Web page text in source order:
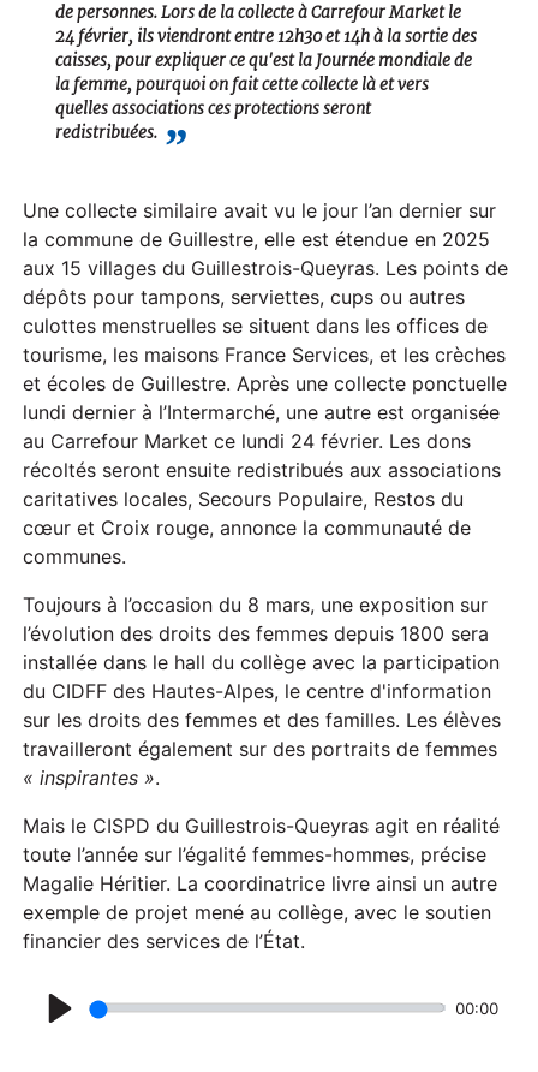
de personnes. Lors de la collecte à Carrefour Market le
24 février, ils viendront entre 12h30 et 14h à la sortie des
caisses, pour expliquer ce qu'est la Journée mondiale de
la femme, pourquoi on fait cette collecte là et vers
quelles associations ces protections seront
redistribuées.
Une collecte similaire avait vu le jour l’an dernier sur
la commune de Guillestre, elle est étendue en 2025
aux 15 villages du Guillestrois-Queyras. Les points de
dépôts pour tampons, serviettes, cups ou autres
culottes menstruelles se situent dans les offices de
tourisme, les maisons France Services, et les crèches
et écoles de Guillestre. Après une collecte ponctuelle
lundi dernier à l’Intermarché, une autre est organisée
au Carrefour Market ce lundi 24 février. Les dons
récoltés seront ensuite redistribués aux associations
caritatives locales, Secours Populaire, Restos du
cœur et Croix rouge, annonce la communauté de
communes.
Toujours à l’occasion du 8 mars, une exposition sur
l’évolution des droits des femmes depuis 1800 sera
installée dans le hall du collège avec la participation
du CIDFF des Hautes-Alpes, le centre d'information
sur les droits des femmes et des familles. Les élèves
travailleront également sur des portraits de femmes
« inspirantes ».
Mais le CISPD du Guillestrois-Queyras agit en réalité
toute l’année sur l’égalité femmes-hommes, précise
Magalie Héritier. La coordinatrice livre ainsi un autre
exemple de projet mené au collège, avec le soutien
financier des services de l’État.
00:00